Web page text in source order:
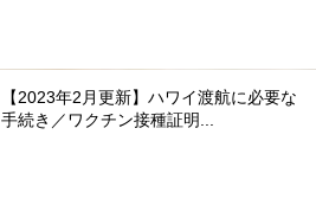
【2023年2月更新】ハワイ渡航に必要な
手続き／ワクチン接種証明...